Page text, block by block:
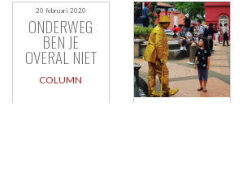
20 februari 2020
ONDERWEG
BEN JE
OVERAL NIET
COLUMN